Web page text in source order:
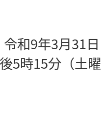
令和9年3月31
5時15分（土